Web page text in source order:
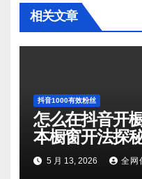
相关文章
抖音1000有效粉丝
怎么在抖音开
本橱窗开法探
5 月 13, 2026 全网